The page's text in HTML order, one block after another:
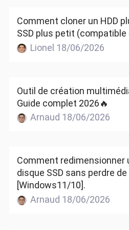
Comment cloner un HDD
SSD plus petit
Lionel 18/06/2026
Outil de création
Guide complet 2026🔥
Arnaud 18/06/2026
Comment redimensionner
disque SSD sans perdre
[Windows11/10].
Arnaud 18/06/2026